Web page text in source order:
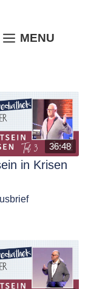
MENU
MENU
36:48
in Krisen